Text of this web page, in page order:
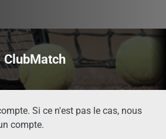
ClubMatch
Si ce n'est pas le cas, nous
compte.